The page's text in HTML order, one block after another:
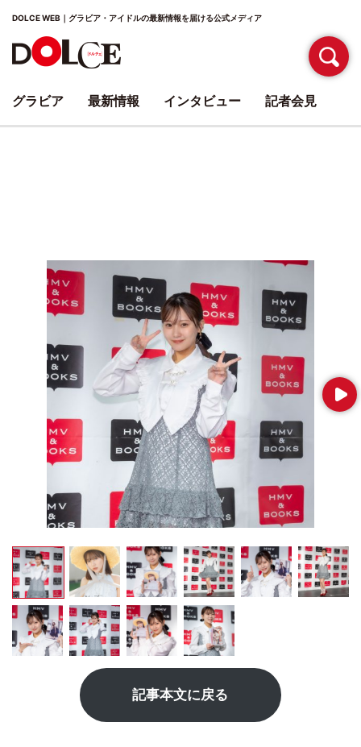
DOLCE WEB｜グラビア・アイドルの最新情報を届ける公式メディア
Next
記事本文に戻る
グラビア 最新情報 インタビュー 記者会見